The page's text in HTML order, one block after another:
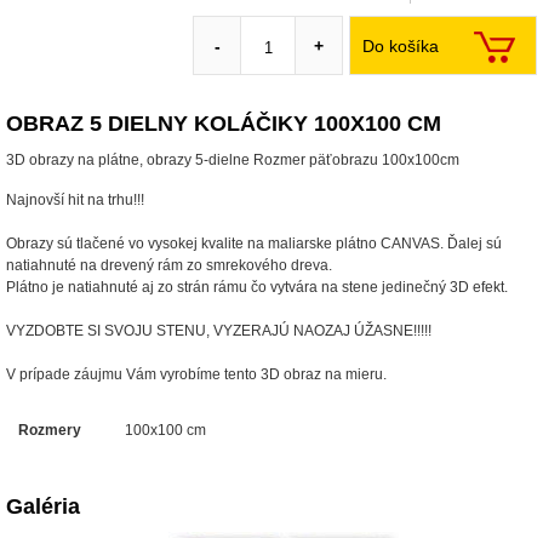
Do košíka
- +
OBRAZ 5 DIELNY KOLÁČIKY 100X100 CM
3D obrazy na plátne, obrazy 5-dielne Rozmer päťobrazu 100x100cm
Najnovší hit na trhu!!!
Obrazy sú tlačené vo vysokej kvalite na maliarske plátno CANVAS. Ďalej sú
natiahnuté na drevený rám zo smrekového dreva.
Plátno je natiahnuté aj zo strán rámu čo vytvára na stene jedinečný 3D efekt.
VYZDOBTE SI SVOJU STENU, VYZERAJÚ NAOZAJ ÚŽASNE!!!!!
V prípade záujmu Vám vyrobíme tento 3D obraz na mieru.
Rozmery 100x100 cm
Galéria